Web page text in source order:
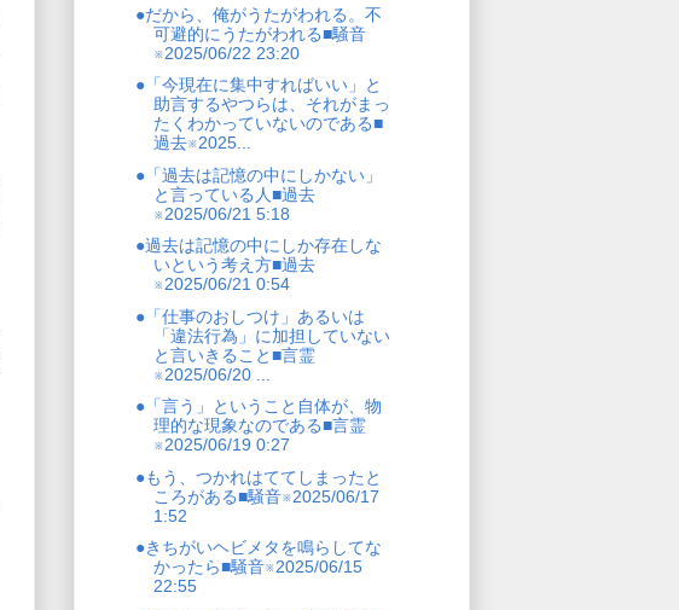
●だから、俺がうたがわれる。不
可避的にうたがわれる■騒音
※2025/06/22 23:20
●「今現在に集中すればいい」と
助言するやつらは、それがまっ
たくわかっていないのである■
過去※2025...
●「過去は記憶の中にしかない」
と言っている人■過去
※2025/06/21 5:18
●過去は記憶の中にしか存在しな
いという考え方■過去
※2025/06/21 0:54
●「仕事のおしつけ」あるいは
「違法行為」に加担していない
と言いきること■言霊
※2025/06/20 ...
●「言う」ということ自体が、物
理的な現象なのである■言霊
※2025/06/19 0:27
●もう、つかれはててしまったと
ころがある■騒音※2025/06/17
1:52
●きちがいヘビメタを鳴らしてな
かったら■騒音※2025/06/15
22:55